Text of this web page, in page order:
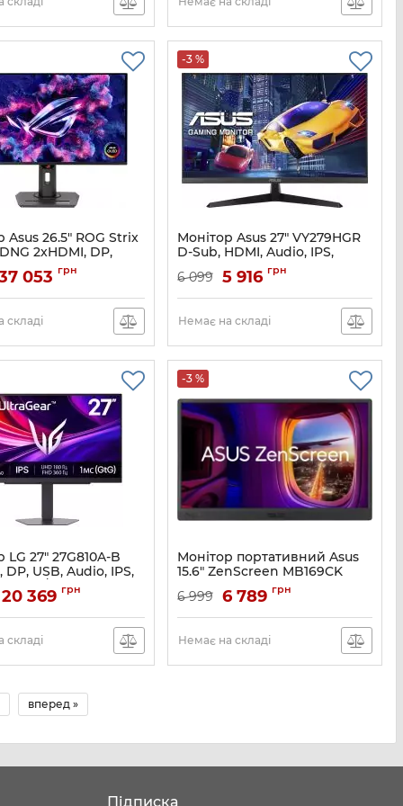
Asus 26.5" ROG Strix
2xHDMI, DP,
OLED,
360Hz, 0.03ms,
G-SYNC,
B01970
053 грн
складі
-3 %
Монітор Asus 27" VY279HGR
D-Sub, HDMI, Audio, IPS,
120Hz, 1ms, AdaptiveSync
Артикул: 90LM06D3-B02171
6 099 5 916 грн
Немає на складі
LG 27" 27G810A-B
DP, USB, Audio, IPS,
180/360Hz, 1ms,
G-SYNC,
Pivot, HDR400
20 369 грн
складі
-3 %
Монітор портативний Asus
15.6" ZenScreen MB169CK
mHDMI, 2xUSB-C, IPS, Cover
Артикул: 90LM0AZ3-B01171
6 999 6 789 грн
Немає на складі
вперед »
Підписка